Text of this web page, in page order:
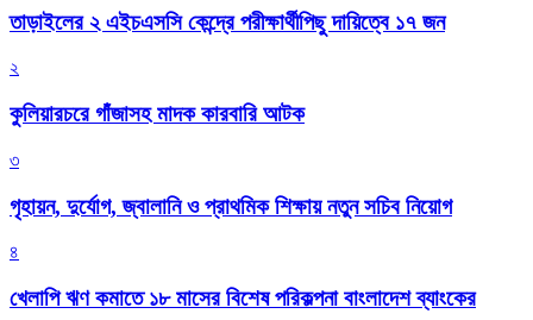
তাড়াইলের ২ এইচএসসি কেন্দ্রে পরীক্ষার্থীপিছু দায়িত্বে ১৭ জন
২
কুলিয়ারচরে গাঁজাসহ মাদক কারবারি আটক
৩
গৃহায়ন, দুর্যোগ, জ্বালানি ও প্রাথমিক শিক্ষায় নতুন সচিব নিয়োগ
৪
খেলাপি ঋণ কমাতে ১৮ মাসের বিশেষ পরিকল্পনা বাংলাদেশ ব্যাংকের